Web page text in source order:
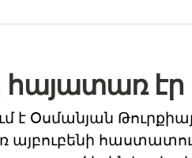
հայատառ էր
է Օսմանյան